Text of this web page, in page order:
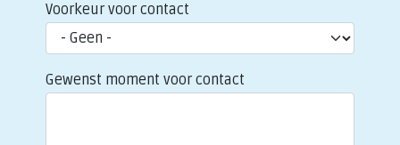
Voorkeur voor contact
Gewenst moment voor contact